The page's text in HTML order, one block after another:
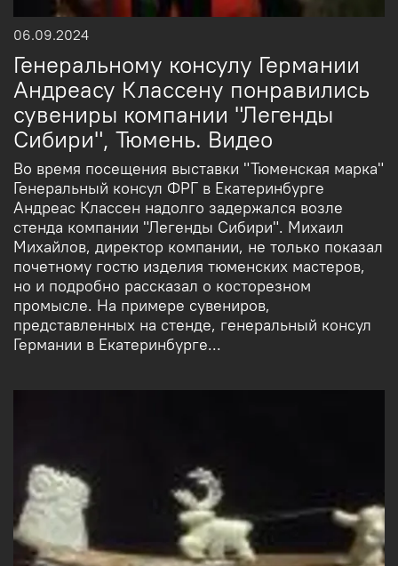
06.09.2024
Генеральному консулу Германии
Андреасу Классену понравились
сувениры компании "Легенды
Сибири", Тюмень. Видео
Во время посещения выставки "Тюменская марка"
Генеральный консул ФРГ в Екатеринбурге
Андреас Классен надолго задержался возле
стенда компании "Легенды Сибири". Михаил
Михайлов, директор компании, не только показал
почетному гостю изделия тюменских мастеров,
но и подробно рассказал о косторезном
промысле. На примере сувениров,
представленных на стенде, генеральный консул
Германии в Екатеринбурге...